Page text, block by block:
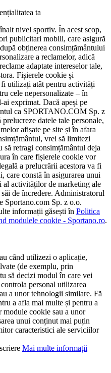
ta
nivel sportiv. În acest scop,
publicitari mobili, care asigură
obținerea consimțământului
a reclamelor, adică
adaptate intereselor tale,
Fișierele cookie și
utilizați atât pentru activități
cele nepersonalizate – în
exprimat. Dacă apeși pe
ca SPORTANO.COM Sp. z
datele tale personale,
afișate pe site și în afara
vrei să limitezi
să retragi consimțământul deja
în care fișierele cookie vor
a prelucrării acestora va fi
care constă în asigurarea unui
activităților de marketing ale
de încredere. Administratorul
Sportano.com Sp. z o.o.
informații găsești în Politica
modulele cookie - Sportano.ro.
când utilizezi o aplicație,
(de exemplu, prin
să decizi modul în care vei
personal utilizarea
a unor tehnologii similare. Fă
a afla mai multe și pentru a
module cookie sau a unor
unui conținut mai puțin
caracteristici ale serviciilor
Mai multe informații